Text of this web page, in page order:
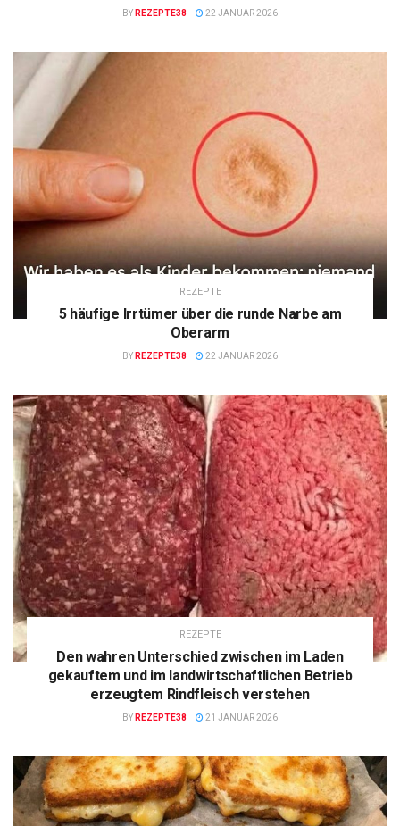
BY REZEPTE38 22 JANUAR 2026
REZEPTE
5 häufige Irrtümer über die runde Narbe am
Oberarm
BY REZEPTE38 22 JANUAR 2026
REZEPTE
Den wahren Unterschied zwischen im Laden
gekauftem und im landwirtschaftlichen Betrieb
erzeugtem Rindfleisch verstehen
BY REZEPTE38 21 JANUAR 2026